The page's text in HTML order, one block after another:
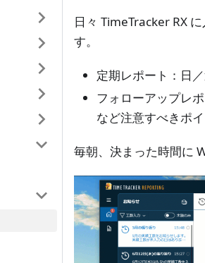
日々 TimeTracker RX
す。
定期レポート：日
フォローアップレ
など注意すべきポ
毎朝、決まった時間に